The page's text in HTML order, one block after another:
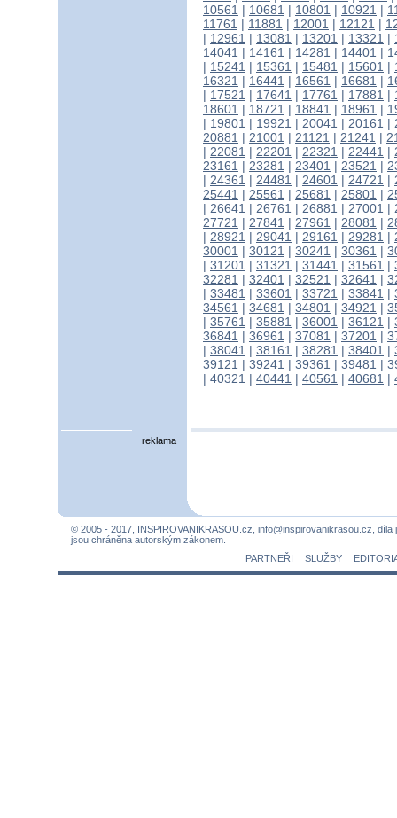
10561 | 10681 | 10801 | 10921 |
11761 | 11881 | 12001 | 12121 |
| 12961 | 13081 | 13201 | 13321 |
14041 | 14161 | 14281 | 14401 |
| 15241 | 15361 | 15481 | 15601 |
16321 | 16441 | 16561 | 16681 |
| 17521 | 17641 | 17761 | 17881 |
18601 | 18721 | 18841 | 18961 |
| 19801 | 19921 | 20041 | 20161 |
20881 | 21001 | 21121 | 21241 |
| 22081 | 22201 | 22321 | 22441 |
23161 | 23281 | 23401 | 23521 |
| 24361 | 24481 | 24601 | 24721 |
25441 | 25561 | 25681 | 25801 |
| 26641 | 26761 | 26881 | 27001 |
27721 | 27841 | 27961 | 28081 |
| 28921 | 29041 | 29161 | 29281 |
30001 | 30121 | 30241 | 30361 |
| 31201 | 31321 | 31441 | 31561 |
32281 | 32401 | 32521 | 32641 |
| 33481 | 33601 | 33721 | 33841 |
34561 | 34681 | 34801 | 34921 |
| 35761 | 35881 | 36001 | 36121 |
36841 | 36961 | 37081 | 37201 |
| 38041 | 38161 | 38281 | 38401 |
39121 | 39241 | 39361 | 39481 |
| 40321 | 40441 | 40561 | 40681 |
reklama
© 2005 - 2017, INSPIROVANIKRASOU.cz, info@inspirovanikrasou.cz ,
jsou chráněna autorským zákonem.
PARTNEŘI
SLUŽBY